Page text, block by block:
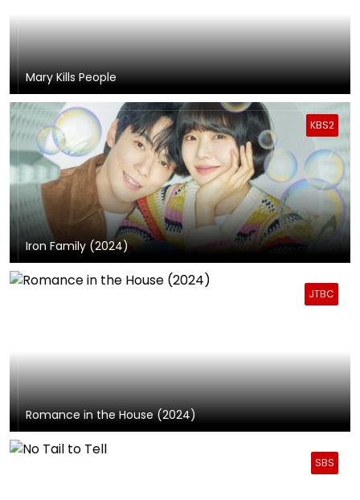
Mary Kills People
KBS2
Iron Family (2024)
JTBC
Romance in the House (2024)
SBS